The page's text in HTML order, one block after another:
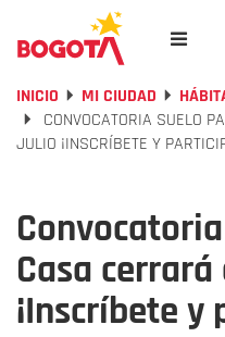
INICIO MI CIUDAD
CONVOCATORIA SUELO
JULIO ¡INSCRÍBETE Y
Casa
¡Inscríbete y